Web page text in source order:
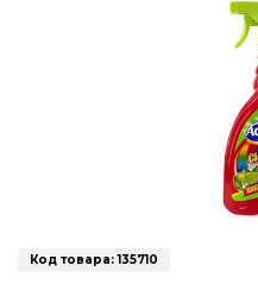
Код товара:135710